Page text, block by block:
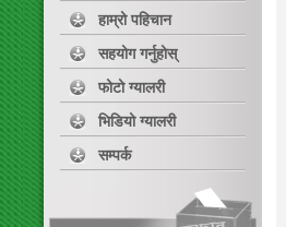
हाम्रो पहिचान
सहयोग गर्नुहोस्
फोटो ग्यालरी
भिडियो ग्यालरी
सम्पर्क